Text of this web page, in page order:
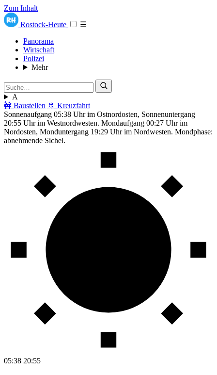
Zum Inhalt
Rostock-Heute
☰
Panorama
Wirtschaft
Polizei
Mehr
A
🚧 Baustellen 🚢 Kreuzfahrt
Sonnenaufgang 05:38 Uhr im Ostnordosten, Sonnenuntergang
20:55 Uhr im Westnordwesten. Mondaufgang 00:27 Uhr im
Nordosten, Monduntergang 19:29 Uhr im Nordwesten. Mondphase:
abnehmende Sichel.
05:38 20:55